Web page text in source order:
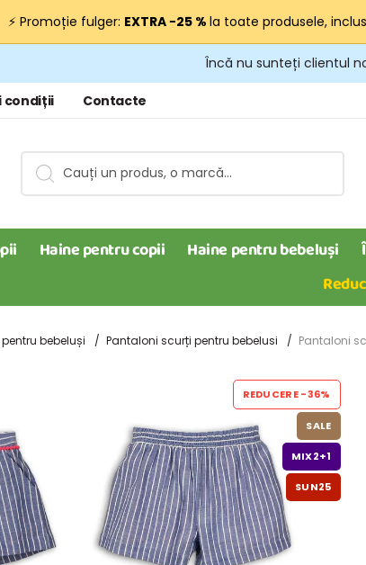
⚡ Promoție fulger: EXTRA −25 % la toate produsele,
Încă nu sunteți clientul
condiții Contacte
Haine pentru copii Haine pentru bebeluși
bebeluși Pantaloni scurți pentru bebelusi Pantaloni
REDUCERE-36%
SALE
MIX2+1
SUN25